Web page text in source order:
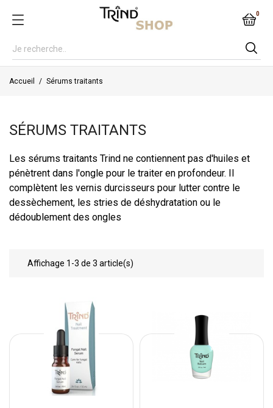
0
Accueil Sérums traitants
SÉRUMS TRAITANTS
Les sérums traitants Trind ne contiennent pas d'huiles et
pénètrent dans l'ongle pour le traiter en profondeur. Il
complètent les vernis durcisseurs pour lutter contre le
dessèchement, les stries de déshydratation ou le
dédoublement des ongles
Affichage 1-3 de 3 article(s)